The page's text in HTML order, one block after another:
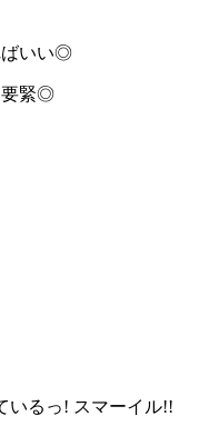
ばいい◎
要緊◎
いるっ! スマーイル!!